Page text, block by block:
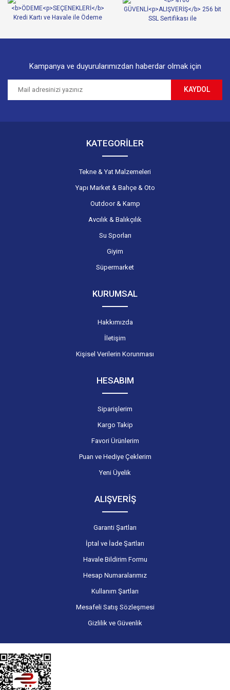
Ürün fiyatı diğer sitelerden daha pahalı.
Gönder
Kampanya ve duyurularımızdan haberdar olmak için
KAYDOL
KATEGORİLER
Tekne & Yat Malzemeleri
Yapı Market & Bahçe & Oto
Outdoor & Kamp
Avcılık & Balıkçılık
Su Sporları
Giyim
Süpermarket
KURUMSAL
Hakkımızda
İletişim
Kişisel Verilerin Korunması
HESABIM
Siparişlerim
Kargo Takip
Favori Ürünlerim
Puan ve Hediye Çeklerim
Yeni Üyelik
ALIŞVERİŞ
Garanti Şartları
İptal ve İade Şartları
Havale Bildirim Formu
Hesap Numaralarımız
Kullanım Şartları
Mesafeli Satış Sözleşmesi
Gizlilik ve Güvenlik